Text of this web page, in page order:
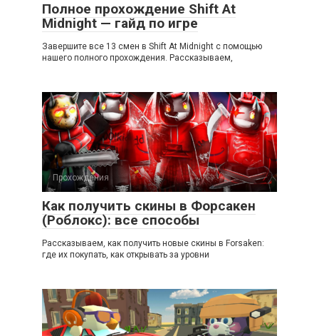
Полное прохождение Shift At
Midnight — гайд по игре
Завершите все 13 смен в Shift At Midnight с помощью
нашего полного прохождения. Рассказываем,
Прохождения
Как получить скины в Форсакен
(Роблокс): все способы
Рассказываем, как получить новые скины в Forsaken:
где их покупать, как открывать за уровни